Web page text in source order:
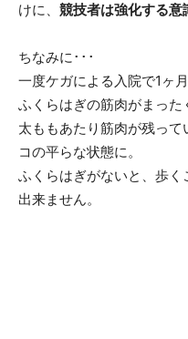
けに、 競技者は強化する意
ちなみに･･･
一度ケガによる入院で1ヶ
ふくらはぎの筋肉がまった
太ももあたり筋肉が残っ
コの平らな状態に。
ふくらはぎがないと、歩
出来ません。